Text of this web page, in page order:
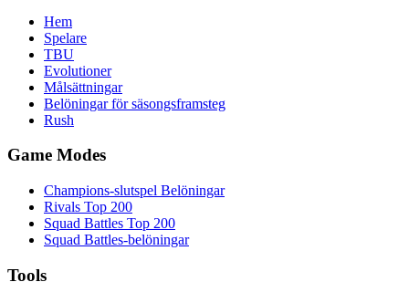
Hem
Spelare
TBU
Evolutioner
Målsättningar
Belöningar för säsongsframsteg
Rush
Game Modes
Champions-slutspel Belöningar
Rivals Top 200
Squad Battles Top 200
Squad Battles-belöningar
Tools